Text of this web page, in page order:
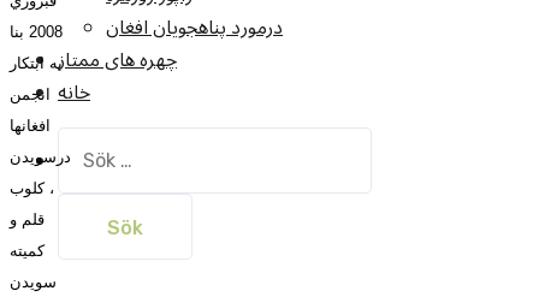
درمورد پناهجويان افغان
چهره های ممتاز
خانه
efter:
2008 بنا
به ابتکار
انجمن
افغانها
درسويدن
، کلوب
قلم و
کميته
سويدن